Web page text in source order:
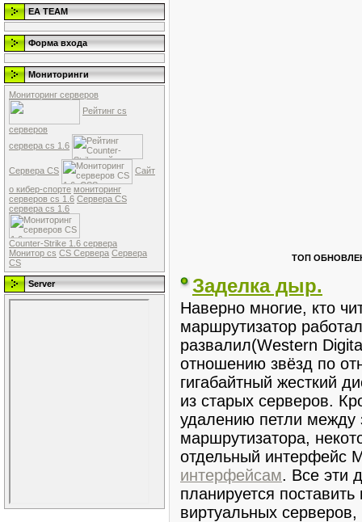
EA TEAM
Форма входа
Мониторинги
Мониторинг серверов
Рейтинг cs
серверов
сервера cs 1.6
Сервера CS
Сайт
о кибер-спорте мониторинг
серверов cs 1.6 Сервера CS
сервера cs 1.6
Counter-Strike 1.6 сервера
Монитор cs CS Сервера Сервера
CS
Server
ТОП
Заделка дыр.
Наверно многие, кто
маршрутизатор
развалил(Western
отношению звёзд по
гигабайтный жесткий
из старых серверов.
удалению петли между
маршрутизатора,
отдельный интерфейс
интерфейсам. Все эти
планируется
виртуальных